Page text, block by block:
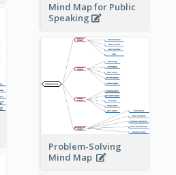
Mind Map for Public
Speaking
Problem-Solving
Mind Map